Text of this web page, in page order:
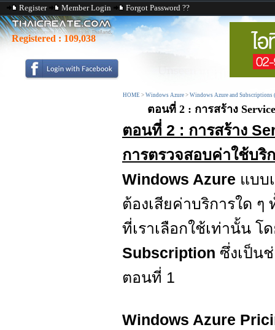
Register Member Login Forgot Password ??
Registered : 109,038
HOME > Windows Azure > Windows Azure and
ตอนที่ 2 : การสร้าง
ตอนที่ 2 : การสร้าง
การตรวจสอบค่าใช้บริ
Windows Azure แบบ
ต้องเสียค่าบริการใด ๆ
ที่เราเลือกใช้เท่านั้น
Subscription ซึ่งเป็น
ตอนที่ 1
Windows Azure